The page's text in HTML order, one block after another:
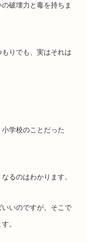
破壊力と毒を持ちま
りでも、実はそれは
学校のことだった
るのはわかります。
いのですが、そこで
。